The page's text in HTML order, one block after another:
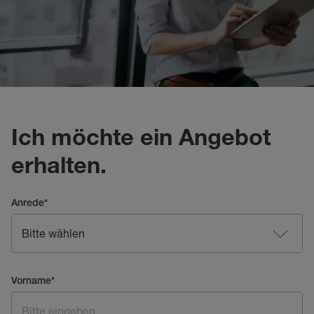
Ich möchte ein Angebot
erhalten.
Anrede*
Vorname*